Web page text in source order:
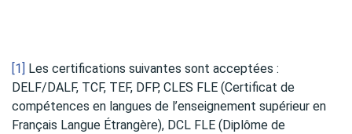
[1]
Les certifications suivantes sont acceptées :
DELF/DALF, TCF, TEF, DFP, CLES FLE (Certificat de
compétences en langues de l’enseignement supérieur en
Français Langue Étrangère), DCL FLE (Diplôme de